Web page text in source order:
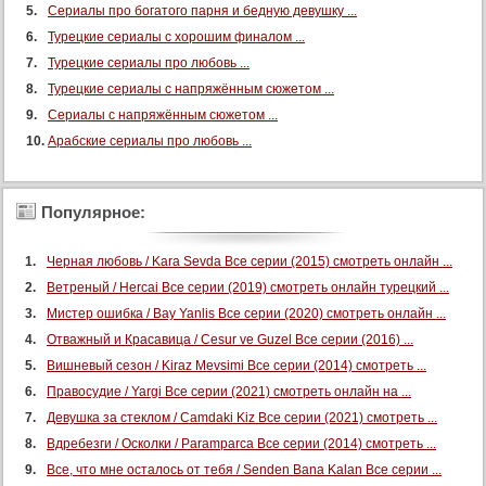
Сериалы про богатого парня и бедную девушку ...
Турецкие сериалы с хорошим финалом ...
Турецкие сериалы про любовь ...
Турецкие сериалы с напряжённым сюжетом ...
Сериалы с напряжённым сюжетом ...
Арабские сериалы про любовь ...
Популярное:
Черная любовь / Kara Sevda Все серии (2015) смотреть онлайн ...
Ветреный / Hercai Все серии (2019) смотреть онлайн турецкий ...
Мистер ошибка / Bay Yanlis Все серии (2020) смотреть онлайн ...
Отважный и Красавица / Cesur ve Guzel Все серии (2016) ...
Вишневый сезон / Kiraz Mevsimi Все серии (2014) смотреть ...
Правосудие / Yargi Все серии (2021) смотреть онлайн на ...
Девушка за стеклом / Camdaki Kiz Все серии (2021) смотреть ...
Вдребезги / Осколки / Paramparca Все серии (2014) смотреть ...
Все, что мне осталось от тебя / Senden Bana Kalan Все серии ...